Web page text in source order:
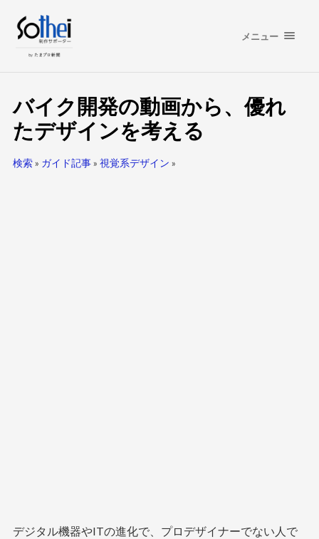
メニュー
バイク開発の動画から、優れ
たデザインを考える
検索» ガイド記事» 視覚系デザイン »
デジタル機器やITの進化で、プロデザイナーでない人で